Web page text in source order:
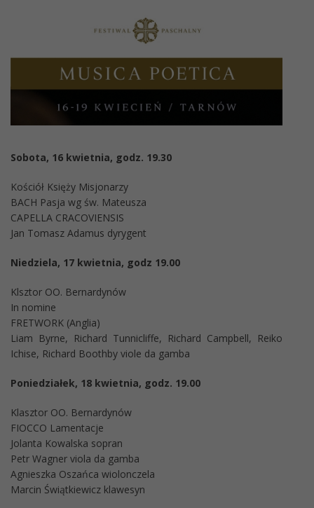
Sobota, 16 kwietnia, godz. 19.30
Kościół Księży Misjonarzy
BACH Pasja wg św. Mateusza
CAPELLA CRACOVIENSIS
Jan Tomasz Adamus dyrygent
Niedziela, 17 kwietnia, godz 19.00
Klsztor OO. Bernardynów
In nomine
FRETWORK (Anglia)
Liam Byrne, Richard Tunnicliffe, Richard Campbell, Reiko
Ichise, Richard Boothby viole da gamba
Poniedziałek, 18 kwietnia, godz. 19.00
Klasztor OO. Bernardynów
FIOCCO Lamentacje
Jolanta Kowalska sopran
Petr Wagner viola da gamba
Agnieszka Oszańca wiolonczela
Marcin Świątkiewicz klawesyn